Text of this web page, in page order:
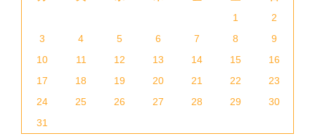
1
2
3
4 5 6 7 8
9
10
11 12 13 14 15
16
17
18 19 20 21 22
23
24
25 26 27 28 29
30
31